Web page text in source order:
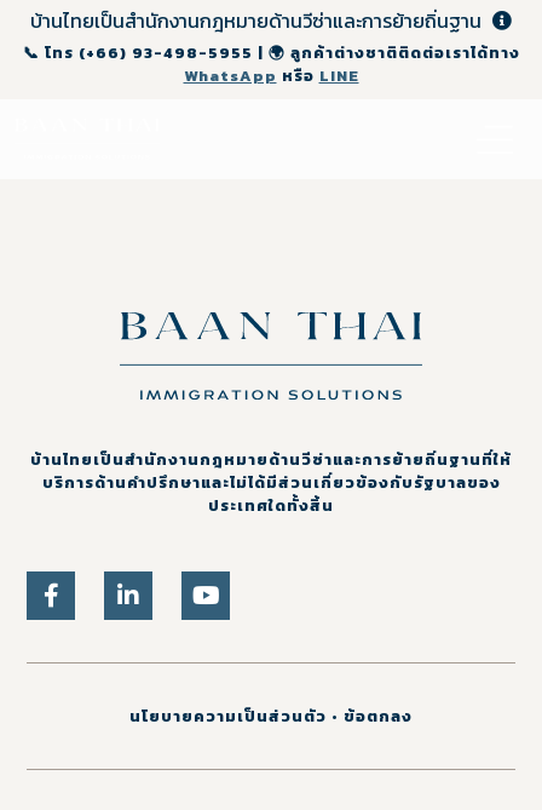
บ้านไทยเป็นสำนักงานกฎหมายด้านวีซ่าและการย้ายถิ่นฐาน
📞 โทร (+66) 93-498-5955 | 🌍 ลูกค้าต่างชาติติดต่อเราได้ทาง
WhatsApp หรือ LINE
บ้านไทยเป็นสำนักงานกฎหมายด้านวีซ่าและการย้ายถิ่นฐานที่ให้
บริการด้านคำปรึกษาและไม่ได้มีส่วนเกี่ยวข้องกับรัฐบาลของ
ประเทศใดทั้งสิ้น
นโยบายความเป็นส่วนตัว • ข้อตกลง